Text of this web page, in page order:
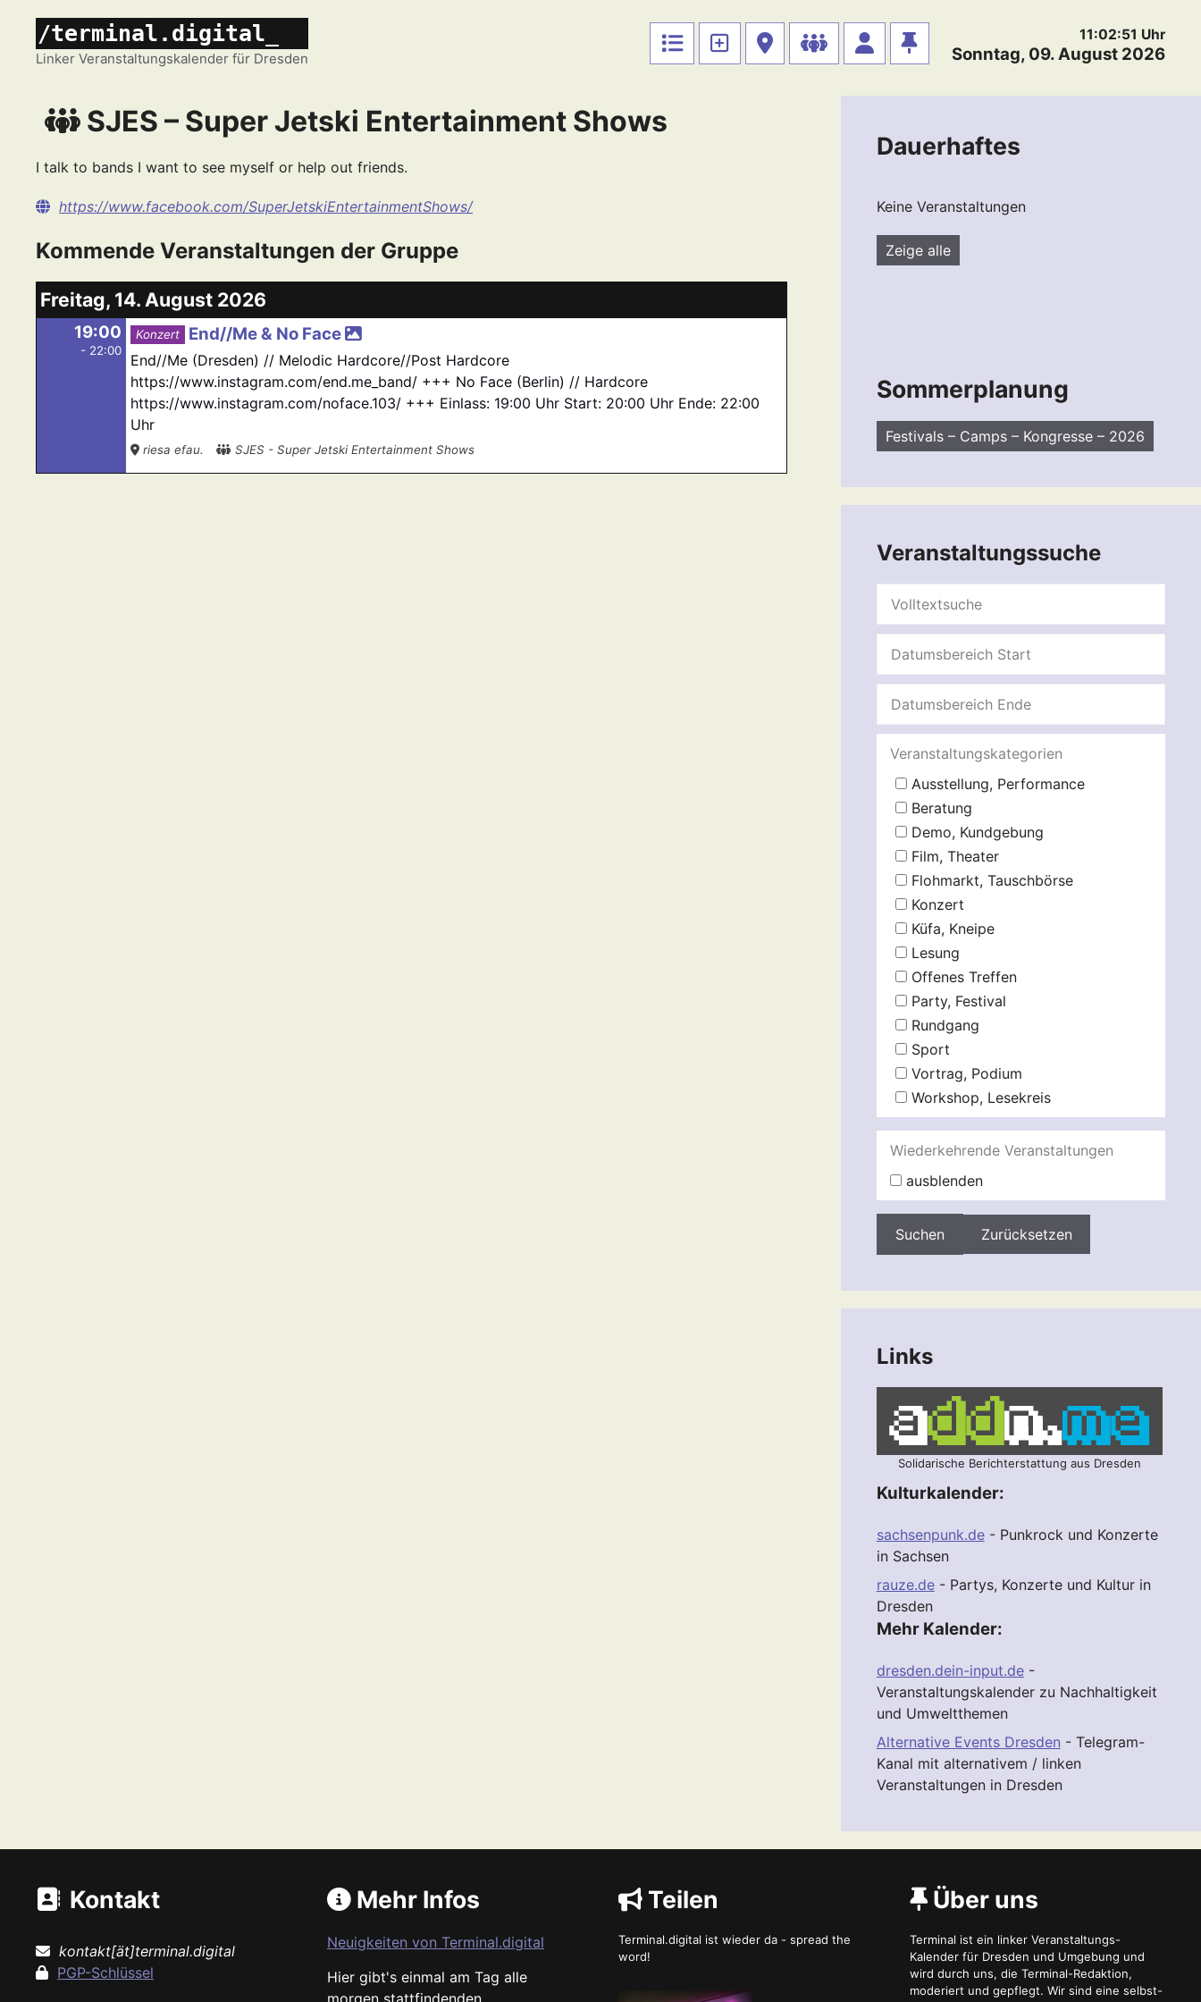
springen
/terminal.digital_
Linker Veranstaltungskalender für Dresden
11:02:52 Uhr
Sonntag, 09. August 2026
SJES – Super Jetski Entertainment Shows
I talk to bands I want to see myself or help out friends.
https://www.facebook.com/SuperJetskiEntertainmentShows/
Kommende Veranstaltungen der Gruppe
Freitag, 14. August 2026
19:00
- 22:00
Konzert End//Me & No Face
End//Me (Dresden) // Melodic Hardcore//Post Hardcore
https://www.instagram.com/end.me_band/ +++ No Face (Berlin) // Hardcore
https://www.instagram.com/noface.103/ +++ Einlass: 19:00 Uhr Start: 20:00 Uhr Ende: 22:00
Uhr
riesa efau. SJES - Super Jetski Entertainment Shows
Dauerhaftes
Keine Veranstaltungen
Zeige alle
Sommerplanung
Festivals – Camps – Kongresse – 2026
Veranstaltungssuche
Veranstaltungskategorien
Ausstellung, Performance
Beratung
Demo, Kundgebung
Film, Theater
Flohmarkt, Tauschbörse
Konzert
Küfa, Kneipe
Lesung
Offenes Treffen
Party, Festival
Rundgang
Sport
Vortrag, Podium
Workshop, Lesekreis
Wiederkehrende Veranstaltungen
ausblenden
Zurücksetzen
Links
Solidarische Berichterstattung aus Dresden
Kulturkalender:
sachsenpunk.de- Punkrock und Konzerte
in Sachsen
rauze.de- Partys, Konzerte und Kultur in
Dresden
Mehr Kalender:
dresden.dein-input.de-
Veranstaltungskalender zu Nachhaltigkeit
und Umweltthemen
Alternative Events Dresden - Telegram-
Kanal mit alternativem / linken
Veranstaltungen in Dresden
Kontakt
kontakt[ät]terminal.digital
PGP-Schlüssel
Mehr Infos
Neuigkeiten von Terminal.digital
Hier gibt's einmal am Tag alle
morgen stattfindenden
Teilen
Terminal.digital ist wieder da - spread the
word!
Über uns
Terminal ist ein linker Veranstaltungs-
Kalender für Dresden und Umgebung und
wird durch uns, die Terminal-Redaktion,
moderiert und gepflegt. Wir sind eine selbst-